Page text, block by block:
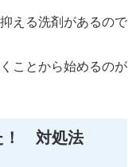
える洗剤があるので
ことから始めるのが
！ 対処法